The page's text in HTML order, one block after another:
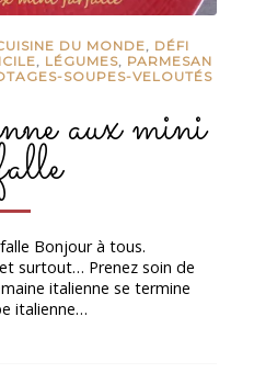
DU MONDE, DÉFI
, LÉGUMES, PARMESAN
SOUPES-VELOUTÉS
aux mini
Bonjour à tous.
surtout… Prenez soin de
italienne se termine
italienne…